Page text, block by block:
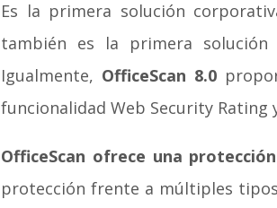
Es la primera solución
también es la primera
Igualmente, OfficeScan 8.0
funcionalidad Web Security
OfficeScan ofrece una
protección frente a múltiples